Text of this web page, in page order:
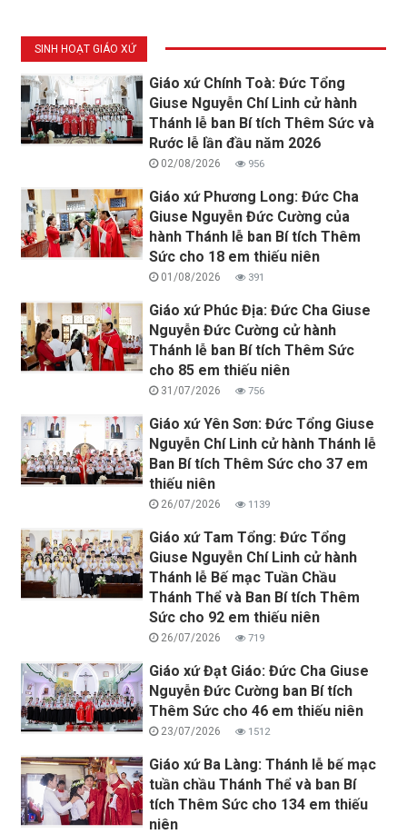
SINH HOẠT GIÁO XỨ
Giáo xứ Chính Toà: Đức Tổng
Giuse Nguyễn Chí Linh cử hành
Thánh lễ ban Bí tích Thêm Sức và
Rước lễ lần đầu năm 2026
02/08/2026 956
Giáo xứ Phương Long: Đức Cha
Giuse Nguyễn Đức Cường của
hành Thánh lễ ban Bí tích Thêm
Sức cho 18 em thiếu niên
01/08/2026 391
Giáo xứ Phúc Địa: Đức Cha Giuse
Nguyễn Đức Cường cử hành
Thánh lễ ban Bí tích Thêm Sức
cho 85 em thiếu niên
31/07/2026 756
Giáo xứ Yên Sơn: Đức Tổng Giuse
Nguyễn Chí Linh cử hành Thánh lễ
Ban Bí tích Thêm Sức cho 37 em
thiếu niên
26/07/2026 1139
Giáo xứ Tam Tổng: Đức Tổng
Giuse Nguyễn Chí Linh cử hành
Thánh lễ Bế mạc Tuần Chầu
Thánh Thể và Ban Bí tích Thêm
Sức cho 92 em thiếu niên
26/07/2026 719
Giáo xứ Đạt Giáo: Đức Cha Giuse
Nguyễn Đức Cường ban Bí tích
Thêm Sức cho 46 em thiếu niên
23/07/2026 1512
Giáo xứ Ba Làng: Thánh lễ bế mạc
tuần chầu Thánh Thể và ban Bí
tích Thêm Sức cho 134 em thiếu
niên